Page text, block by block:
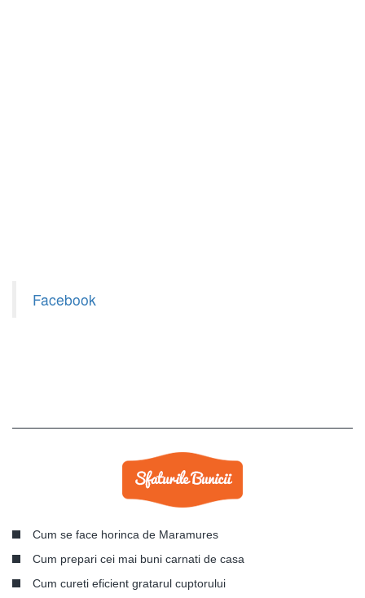
Facebook
Cum se face horinca de Maramures
Cum prepari cei mai buni carnati de casa
Cum cureti eficient gratarul cuptorului